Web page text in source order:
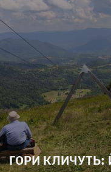
ГОРИ КЛИЧУТЬ: